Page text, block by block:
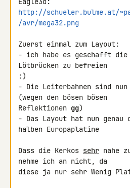
http://schueler.bulme.at/
/avr/mega32.png
Zuerst einmal zum Layout:
- ich habe es geschafft die
Lötbrücken zu befreien
:)
- Die Leiterbahnen sind
(wegen den bösen bösen
Reflektionen gg)
- Das Layout hat nun
halben Europaplatine
Dass die Kerkos sehr nahe
nehme ich an nicht, da
diese ja nur sehr Wenig